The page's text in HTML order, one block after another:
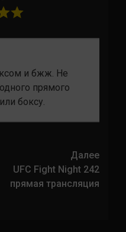
и бжж. Не
прямого
боксу.
Далее
UFC Fight Night 242
прямая трансляция